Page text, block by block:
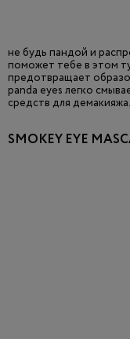
не будь пандой и
поможет тебе в этом
предотвращает
panda eyes легко
средств для демакияжа.
SMOKEY EYE